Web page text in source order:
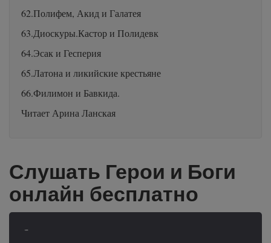
62.Полифем, Акид и Галатея
63.Диоскуры.Кастор и Полидевк
64.Эсак и Гесперия
65.Латона и ликийские крестьяне
66.Филимон и Бавкида.
Читает Арина Ланская
Слушать Герои и Боги
онлайн бесплатно
-